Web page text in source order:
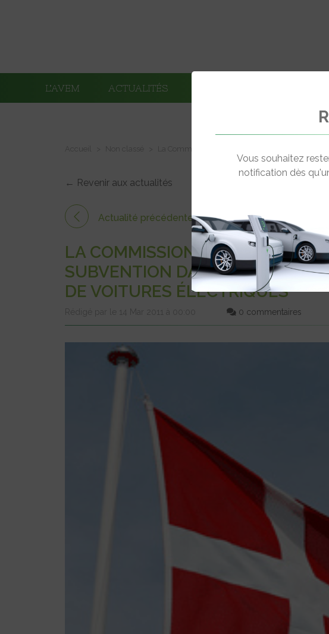
L’AVEM ACTUALITÉS
← Revenir aux actualités
Actualité précédente
LA COMMISSION EUROPÉENNE
SUBVENTION DANOISE À
DE VOITURES ÉLECTRIQUES
0 commentaires
Vous souhaitez
notification dès